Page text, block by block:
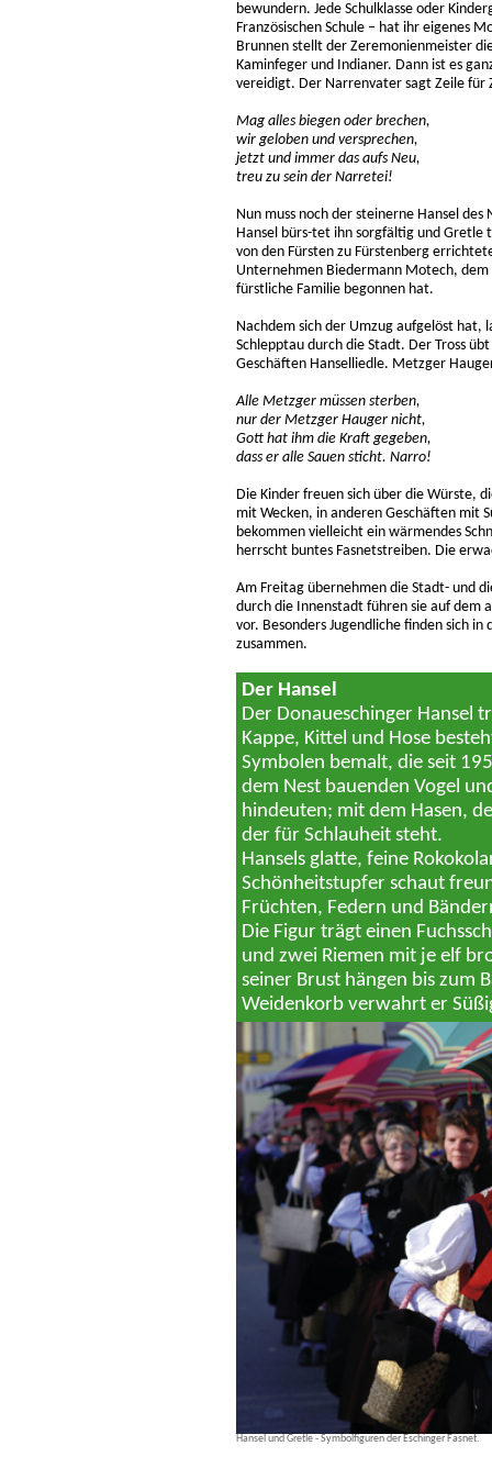
bewundern. Jede Schulklasse oder
Französischen Schule – hat ihr eigenes
Brunnen stellt der Zeremonienmeister
Kaminfeger und Indianer. Dann ist es
vereidigt. Der Narrenvater sagt Zeile für
Mag alles biegen oder brechen,
wir geloben und versprechen,
jetzt und immer das aufs Neu,
treu zu sein der Narretei!
Nun muss noch der steinerne Hansel
Hansel bürs-tet ihn sorgfältig und Gretle
von den Fürsten zu Fürstenberg
Unternehmen Biedermann Motech,
fürstliche Familie begonnen hat.
Nachdem sich der Umzug aufgelöst hat,
Schlepptau durch die Stadt. Der Tross
Geschäften Hanselliedle. Metzger
Alle Metzger müssen sterben,
nur der Metzger Hauger nicht,
Gott hat ihm die Kraft gegeben,
dass er alle Sauen sticht. Narro!
Die Kinder freuen sich über die Würste,
mit Wecken, in anderen Geschäften mit
bekommen vielleicht ein wärmendes
herrscht buntes Fasnetstreiben. Die
Am Freitag übernehmen die Stadt- und
durch die Innenstadt führen sie auf dem
vor. Besonders Jugendliche finden sich
zusammen.
Der Hansel
Der Donaueschinger Hansel
Kappe, Kittel und Hose
Symbolen bemalt, die seit
dem Nest bauenden Vogel
hindeuten; mit dem Hasen,
der für Schlauheit steht.
Hansels glatte, feine
Schönheitstupfer schaut
Früchten, Federn und
Die Figur trägt einen
und zwei Riemen mit je elf
seiner Brust hängen bis zum
Weidenkorb verwahrt er
Hansel und Gretle - Symbolfiguren der Eschinger Fasnet.